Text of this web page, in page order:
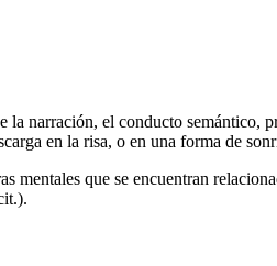
narración, el conducto semántico,
en la risa, o en una forma de
mentales que se encuentran